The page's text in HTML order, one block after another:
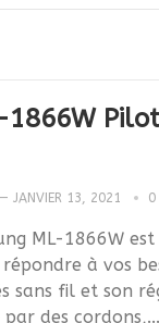
1866W
— JANVIER 13, 2021 0
ML-1866W
à vos
sans fil et son
des cordons,...